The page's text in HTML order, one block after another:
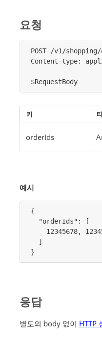
요청
POST /v1/
Content-type:
$RequestBody
키
orderIds
예시
{
  "orderIds": [
12345678,
  ]
}
응답
별도의 body 없이 HTTP